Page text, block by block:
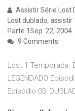
Assistir Série Lost
Lost dublado, assistir
Parte 1Sep. 22, 2004.
9 Comments
Lost 1 Temporada.
LEGENDADO
Episódio 03: